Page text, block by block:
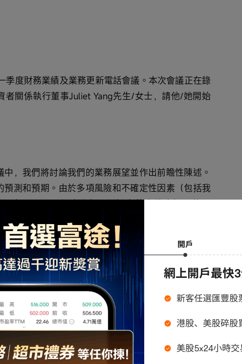
季度財務業績及業務更新電話會議。本次會議正在錄
者關係執行董事Juliet Yang先生/女士，請他/她開始
，我們將討論我們的業務展望並作出前瞻性陳述。
測和預期。由於多項風險和不確定性因素（包括我
會（SEC）和香港交易所提交的文件中提及的因
日新聞稿及本次討論中所述內容存在重大差異。
用於比較目的。該指標的定義及調節表詳見我們今天
家，本次會議正在錄音。此外，本次電話會議的投
哩嗶哩投資者關係網站 ir.bilibili.com 上提供。
與會人員包括：董事會主席兼首席執行官Rui Chen
官Ni Li女士，以及首席財務官Xin Fan先生。現在，